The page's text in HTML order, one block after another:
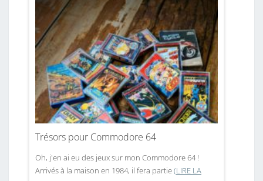
Trésors pour Commodore 64
Oh, j'en ai eu des jeux sur mon Commodore 64 !
Arrivés à la maison en 1984, il fera partie(LIRE LA